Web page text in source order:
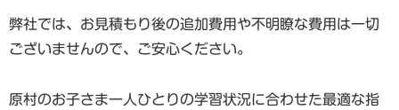
弊社では、お見積もり後の追加費用や不明瞭な費用は一切
ございませんので、ご安心ください。
原村のお子さま一人ひとりの学習状況に合わせた最適な指